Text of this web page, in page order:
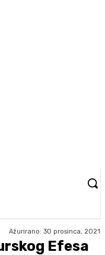
Ažurirano: 30 prosinca, 2021
Efesa